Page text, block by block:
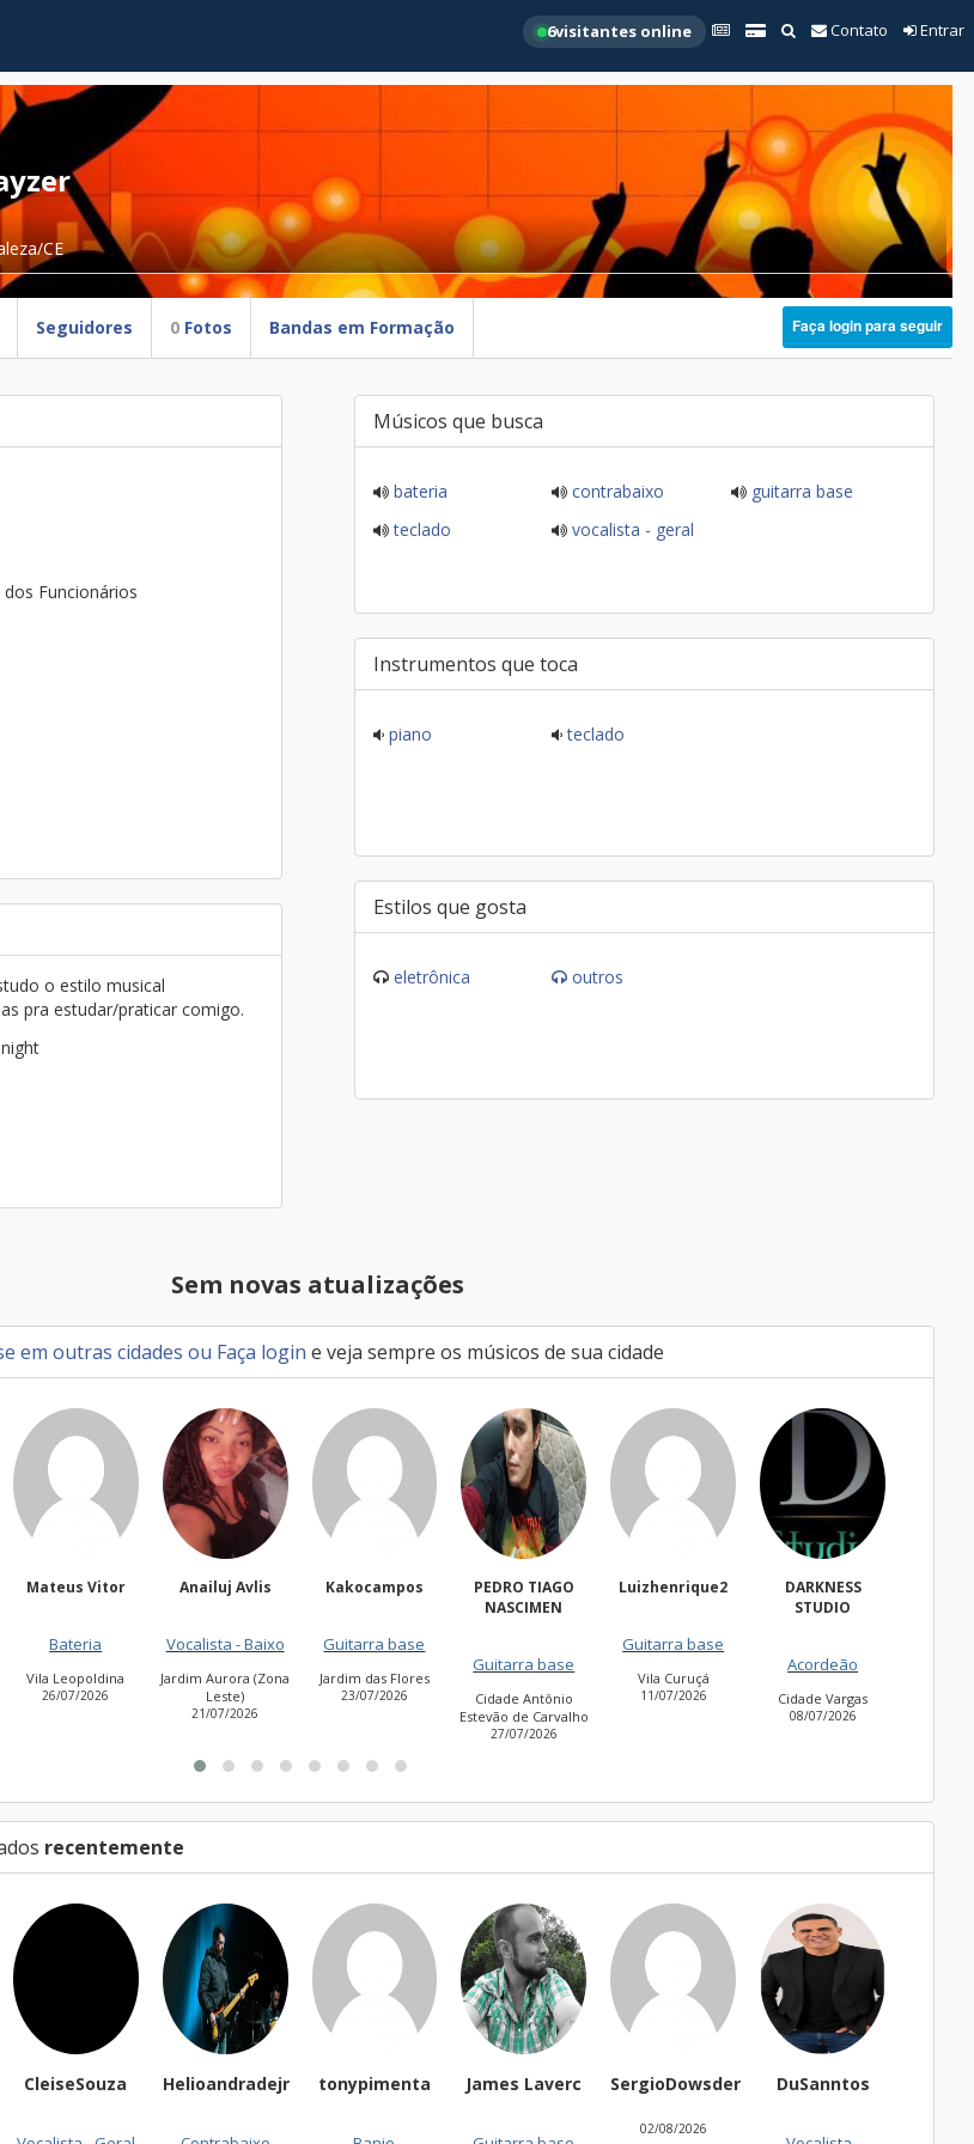
6visitantes online Contato Entrar
CE
Seguidores 0 Fotos Bandas em Formação Faça login para seguir
dos Funcionários
o estilo musical
pra estudar/praticar comigo.
Músicos que busca
bateria contrabaixo
guitarra base
teclado
vocalista - geral
Instrumentos que toca
piano teclado
Estilos que gosta
eletrônica outros
Sem novas atualizações
em outras cidades ou Faça login e veja sempre os músicos de sua cidade
Mateus Vitor
Bateria
Vila Leopoldina
26/07/2026
Anailuj Avlis
Vocalista - Baixo
Jardim Aurora (Zona
Leste)
21/07/2026
Kakocampos
Guitarra base
Jardim das Flores
23/07/2026
PEDRO TIAGO
NASCIMEN
Guitarra base
Cidade Antônio
Estevão de Carvalho
27/07/2026
Luizhenrique2
Guitarra base
Vila Curuçá
11/07/2026
DARKNESS
STUDIO
Acordeão
Cidade Vargas
08/07/2026
recentemente
CleiseSouza Helioandradejr tonypimenta James Laverc SergioDowsder
02/08/2026
DuSanntos